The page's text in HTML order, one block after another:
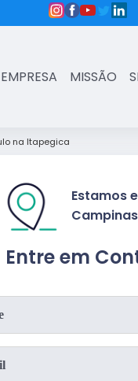
3431-7374
EMPRESA MISSÃO
na Itapegica
Entre em
Estamos